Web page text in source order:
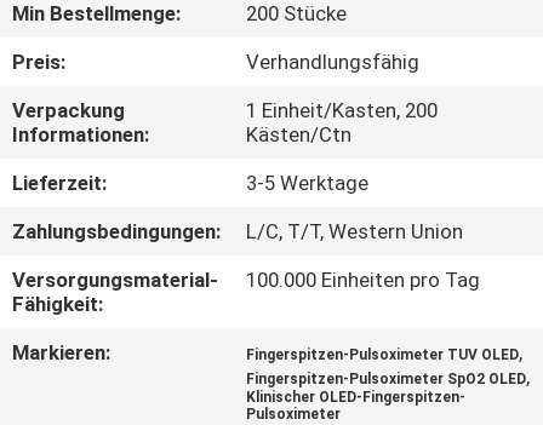
ÜBER
UNS
FABRIK-
AUSFLUG
QUALITÄTSKONTROLLE
TRETEN
Min Bestellmenge:
200 Stücke
Preis:
Verhandlungsfähig
Verpackung
Informationen:
1 Einheit/Kasten, 200
Kästen/Ctn
Lieferzeit:
3-5 Werktage
Zahlungsbedingungen:
L/C, T/T, Western Union
Versorgungsmaterial-
Fähigkeit:
100.000 Einheiten pro Tag
Markieren: Fingerspitzen-Pulsoximeter TUV OLED,
Fingerspitzen-Pulsoximeter SpO2 OLED,
Klinischer OLED-Fingerspitzen-
Pulsoximeter